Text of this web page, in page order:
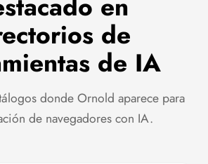
de
de IA
donde Ornold aparece para
de navegadores con IA.